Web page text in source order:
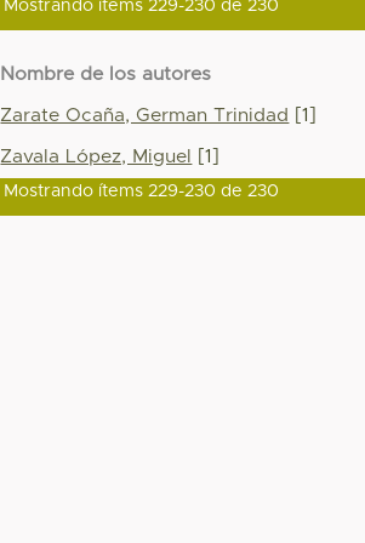
Mostrando ítems 229-230 de 230
Nombre de los autores
Zarate Ocaña, German Trinidad [1]
Zavala López, Miguel [1]
Mostrando ítems 229-230 de 230